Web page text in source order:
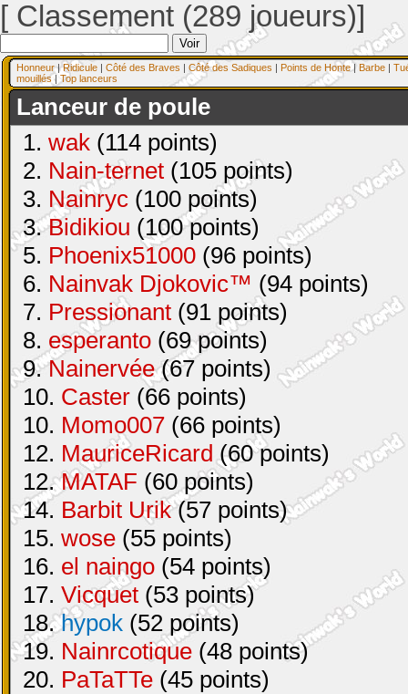
[ Classement (289 joueurs)]
Honneur|Ridicule | Côté des Braves | Côté des Sadiques | Points de Honte| Barbe |
mouillés| Top lanceurs
Lanceur de poule
1. wak (114 points)
2. Nain-ternet (105 points)
3. Nainryc (100 points)
3.Bidikiou (100 points)
5. Phoenix51000 (96 points)
6. Nainvak Djokovic™ (94 points)
7. Pressionant (91 points)
8. esperanto (69 points)
9.Nainervée(67 points)
10. Caster (66 points)
10. Momo007 (66 points)
12. MauriceRicard(60 points)
12.MATAF (60 points)
14. Barbit Urik(57 points)
15. wose (55 points)
16. el naingo (54 points)
17. Vicquet (53 points)
18.hypok (52 points)
19. Nainrcotique (48 points)
20. PaTaTTe (45 points)